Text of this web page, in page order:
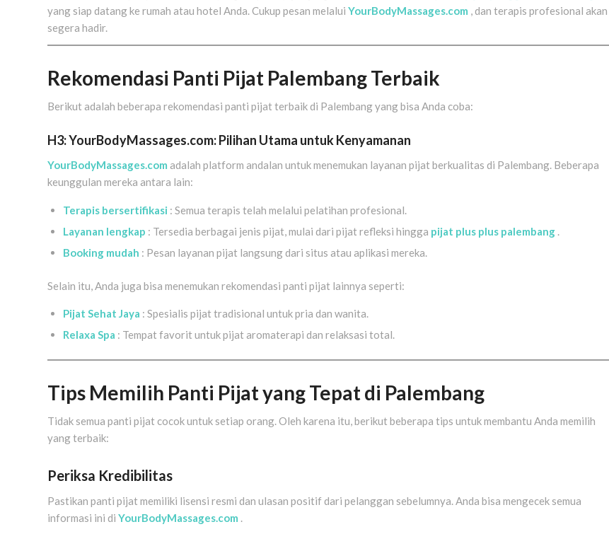
yang siap datang ke rumah atau hotel Anda. Cukup pesan melalui YourBodyMassages.com
, dan terapis profesional akan
segera hadir.
Rekomendasi Panti Pijat Palembang Terbaik
Berikut adalah beberapa rekomendasi panti pijat terbaik di Palembang yang bisa Anda coba:
H3: YourBodyMassages.com: Pilihan Utama untuk Kenyamanan
YourBodyMassages.com adalah platform andalan untuk menemukan layanan pijat berkualitas di Palembang. Beberapa
keunggulan mereka antara lain:
Terapis bersertifikasi : Semua terapis telah melalui pelatihan profesional.
Layanan lengkap : Tersedia berbagai jenis pijat, mulai dari pijat refleksi hingga pijat plus plus palembang
Booking mudah : Pesan layanan pijat langsung dari situs atau aplikasi mereka.
Selain itu, Anda juga bisa menemukan rekomendasi panti pijat lainnya seperti:
Pijat Sehat Jaya : Spesialis pijat tradisional untuk pria dan wanita.
Relaxa Spa : Tempat favorit untuk pijat aromaterapi dan relaksasi total.
Tips Memilih Panti Pijat yang Tepat di Palembang
Tidak semua panti pijat cocok untuk setiap orang. Oleh karena itu, berikut beberapa tips untuk membantu Anda memilih
yang terbaik:
Periksa Kredibilitas
Pastikan panti pijat memiliki lisensi resmi dan ulasan positif dari pelanggan sebelumnya. Anda bisa mengecek semua
informasi ini di YourBodyMassages.com .